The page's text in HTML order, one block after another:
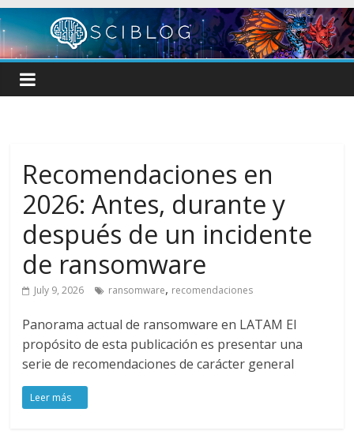
Skip
to
content
Recomendaciones en
2026: Antes, durante y
después de un incidente
de ransomware
July 9, 2026 ransomware, recomendaciones
Panorama actual de ransomware en LATAM El
propósito de esta publicación es presentar una
serie de recomendaciones de carácter general